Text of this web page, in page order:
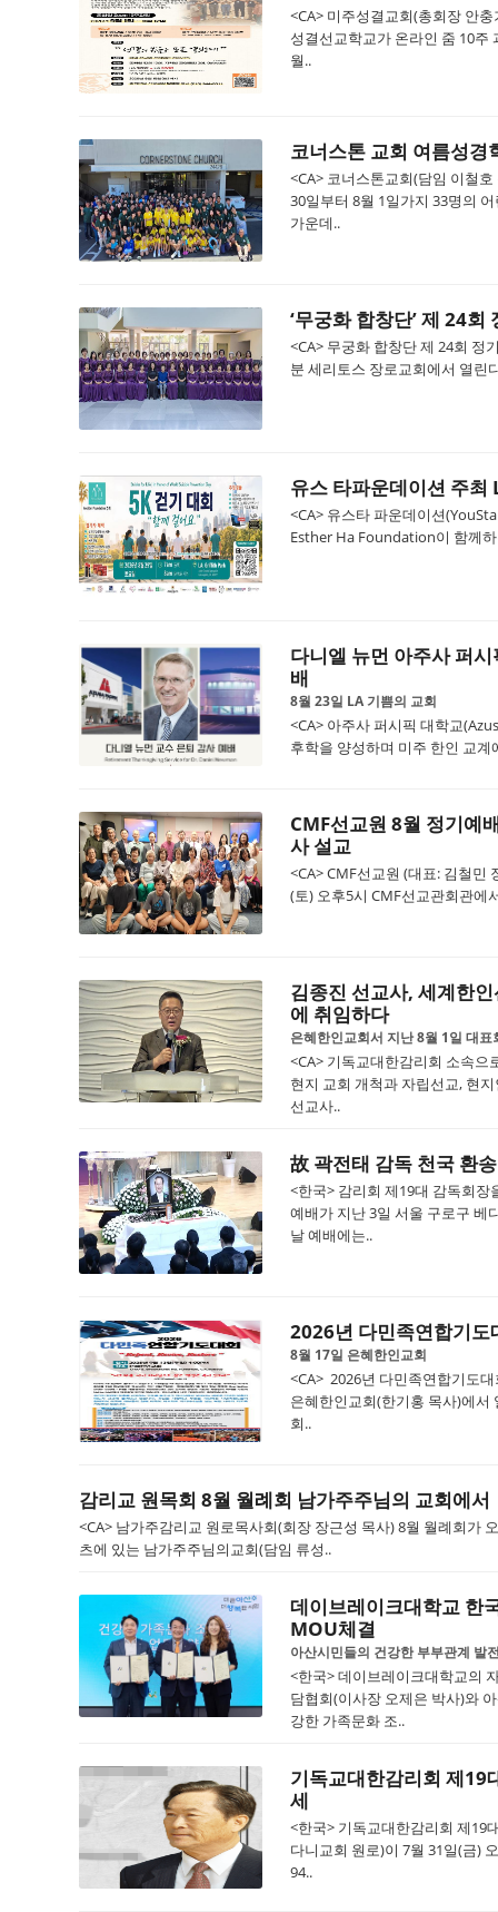
<CA> 미주성결교회(총회장 안
성결선교학교가 온라인 줌 10주
월..
코너스톤 교회 여름성경
<CA> 코너스톤교회(담임 이철
30일부터 8월 1일가지 33명의
가운데..
‘무궁화 합창단’ 제 24회
<CA> 무궁화 합창단 제 24회 정
분 세리토스 장로교회에서 열
유스 타파운데이션 주최
<CA> 유스타 파운데이션
Esther Ha Foundation이 함께
다니엘 뉴먼 아주사 퍼
배
8월 23일 LA 기쁨의 교회
<CA> 아주사 퍼시픽 대학교
후학을 양성하며 미주 한인 교계
CMF선교원 8월 정기예
사 설교
<CA> CMF선교원 (대표: 김철민
(토) 오후5시 CMF선교관회관에
김종진 선교사, 세계한
에 취임하다
은혜한인교회서 지난 8월 1일 대
<CA> 기독교대한감리회 소속으
현지 교회 개척과 자립선교, 현
선교사..
故 곽전태 감독 천국 환
<한국> 감리회 제19대 감독회
예배가 지난 3일 서울 구로구 베
날 예배에는..
2026년 다민족연합기도
8월 17일 은혜한인교회
<CA> 2026년 다민족연합기도
은혜한인교회(한기홍 목사)에서
회..
감리교 원목회 8월 월례회 남가주주님의 교회에서
<CA> 남가주감리교 원로목사회(회장 장근성 목사) 8월 월례회가
츠에 있는 남가주주님의교회(담임 류성..
데이브레이크대학교 한
MOU체결
아산시민들의 건강한 부부관계 발
<한국> 데이브레이크대학교의
담협회(이사장 오제은 박사)와
강한 가족문화 조..
기독교대한감리회 제19
세
<한국> 기독교대한감리회 제19
다니교회 원로)이 7월 31일(금)
94..